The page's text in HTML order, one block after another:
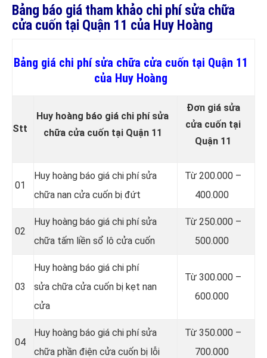
Bảng báo giá tham khảo chi phí sửa chữa
cửa cuốn tại Quận 11 của Huy Hoàng
Bảng giá chi phí sửa chữa cửa cuốn tại Quận 11
của Huy Hoàng
Stt
Huy hoàng báo giá chi phí sửa
chữa cửa cuốn tại Quận 11
Đơn giá sửa
cửa cuốn tại
Quận 11
01
Huy hoàng báo giá chi phí sửa
chữa nan cửa cuốn bị đứt
Từ 200.000 –
400.000
02
Huy hoàng báo giá chi phí sửa
chữa tấm liền sổ lô cửa cuốn
Từ 250.000 –
500.000
03
Huy hoàng báo giá chi phí
sửa chữa cửa cuốn bị kẹt nan
cửa
Từ 300.000 –
600.000
04
Huy hoàng báo giá chi phí sửa
chữa phần điện cửa cuốn bị lỗi
Từ 350.000 –
700.000